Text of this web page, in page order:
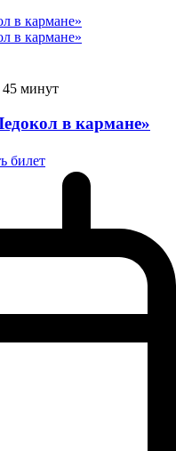
45 минут
в кармане»
билет